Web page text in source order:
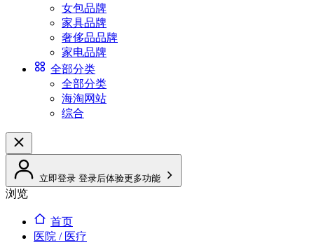
女包品牌
家具品牌
奢侈品品牌
家电品牌
全部分类
全部分类
海淘网站
综合
立即登录 登录后体验更多功能
浏览
首页
医院 / 医疗